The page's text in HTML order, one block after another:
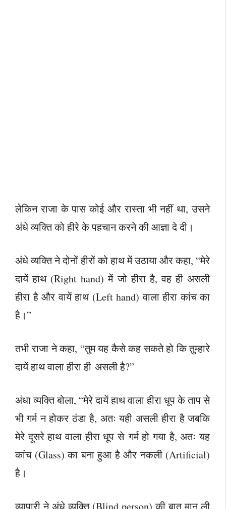
लेकिन राजा के पास कोई और रास्ता भी नहीं था, उसने
अंधे व्यक्ति को हीरे के पहचान करने की आज्ञा दे दी।
अंधे व्यक्ति ने दोनों हीरों को हाथ में उठाया और कहा, “मेरे
दायें हाथ (Right hand) में जो हीरा है, वह ही असली
हीरा है और वायें हाथ (Left hand) वाला हीरा कांच का
है।”
तभी राजा ने कहा, “तुम यह कैसे कह सकते हो कि तुम्हारे
दायें हाथ वाला हीरा ही असली है?”
अंधा व्यक्ति बोला, “मेरे दायें हाथ वाला हीरा धूप के ताप से
भी गर्म न होकर ठंडा है, अतः यही असली हीरा है जबकि
मेरे दूसरे हाथ वाला हीरा धूप से गर्म हो गया है, अतः यह
कांच (Glass) का बना हुआ है और नकली (Artificial)
है।